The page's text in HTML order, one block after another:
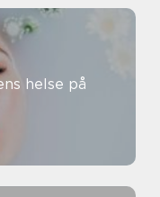
helse på